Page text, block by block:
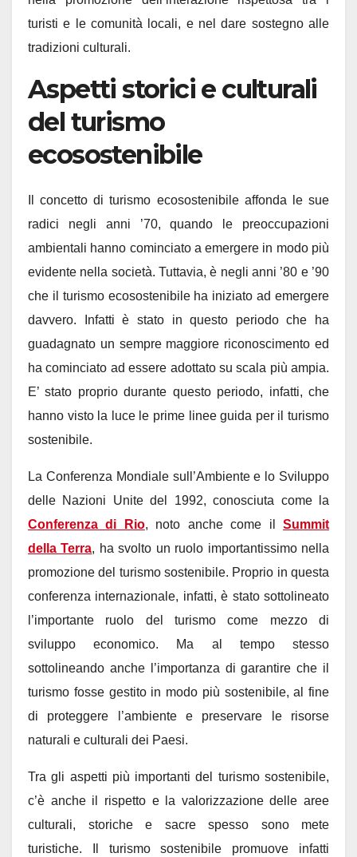
turisti e le comunità locali, e nel dare sostegno alle
tradizioni culturali.
Aspetti storici e culturali
del turismo
ecosostenibile
Il concetto di turismo ecosostenibile affonda le sue
radici negli anni ’70, quando le preoccupazioni
ambientali hanno cominciato a emergere in modo più
evidente nella società. Tuttavia, è negli anni ’80 e ’90
che il turismo ecosostenibile ha iniziato ad emergere
davvero. Infatti è stato in questo periodo che ha
guadagnato un sempre maggiore riconoscimento ed
ha cominciato ad essere adottato su scala più ampia.
E’ stato proprio durante questo periodo, infatti, che
hanno visto la luce le prime linee guida per il turismo
sostenibile.
La Conferenza Mondiale sull’Ambiente e lo Sviluppo
delle Nazioni Unite del 1992, conosciuta come la
Conferenza di Rio, noto anche come ilSummit
della Terra, ha svolto un ruolo importantissimo nella
promozione del turismo sostenibile. Proprio in questa
conferenza internazionale, infatti, è stato sottolineato
l’importante ruolo del turismo come mezzo di
sviluppo economico. Ma al tempo stesso
sottolineando anche l’importanza di garantire che il
turismo fosse gestito in modo più sostenibile, al fine
di proteggere l’ambiente e preservare le risorse
naturali e culturali dei Paesi.
Tra gli aspetti più importanti del turismo sostenibile,
c’è anche il rispetto e la valorizzazione delle aree
culturali, storiche e sacre spesso sono mete
turistiche. Il turismo sostenibile promuove infatti